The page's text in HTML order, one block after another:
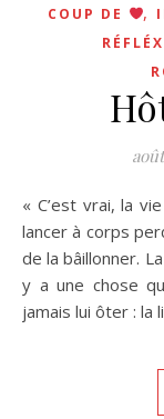
COUP DE ,
« C’est vrai, la
lancer à corps
de la bâillonner.
y a une chose
jamais lui ôter : la